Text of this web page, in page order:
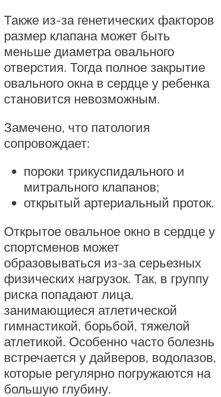
Также из-за генетических факторов
размер клапана может быть
меньше диаметра овального
отверстия. Тогда полное закрытие
овального окна в сердце у ребенка
становится невозможным.
Замечено, что патология
сопровождает:
пороки трикуспидального и
митрального клапанов;
открытый артериальный проток.
Открытое овальное окно в сердце у
спортсменов может
образовываться из-за серьезных
физических нагрузок. Так, в группу
риска попадают лица,
занимающиеся атлетической
гимнастикой, борьбой, тяжелой
атлетикой. Особенно часто болезнь
встречается у дайверов, водолазов,
которые регулярно погружаются на
большую глубину.